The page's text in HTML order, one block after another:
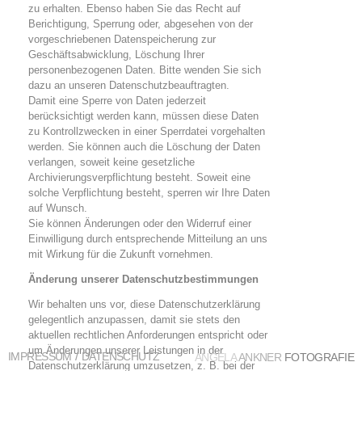
zu erhalten. Ebenso haben Sie das Recht auf
Berichtigung, Sperrung oder, abgesehen von der
vorgeschriebenen Datenspeicherung zur
Geschäftsabwicklung, Löschung Ihrer
personenbezogenen Daten. Bitte wenden Sie sich
dazu an unseren Datenschutzbeauftragten.
Damit eine Sperre von Daten jederzeit
berücksichtigt werden kann, müssen diese Daten
zu Kontrollzwecken in einer Sperrdatei vorgehalten
werden. Sie können auch die Löschung der Daten
verlangen, soweit keine gesetzliche
Archivierungsverpflichtung besteht. Soweit eine
solche Verpflichtung besteht, sperren wir Ihre Daten
auf Wunsch.
Sie können Änderungen oder den Widerruf einer
Einwilligung durch entsprechende Mitteilung an uns
mit Wirkung für die Zukunft vornehmen.
Änderung unserer Datenschutzbestimmungen
Wir behalten uns vor, diese Datenschutzerklärung
gelegentlich anzupassen, damit sie stets den
aktuellen rechtlichen Anforderungen entspricht oder
um Änderungen unserer Leistungen in der
Datenschutzerklärung umzusetzen, z. B. bei der
ANGELAANKNER FOTOGRAFIE
IMPRESSUM/DATENSCHUTZ